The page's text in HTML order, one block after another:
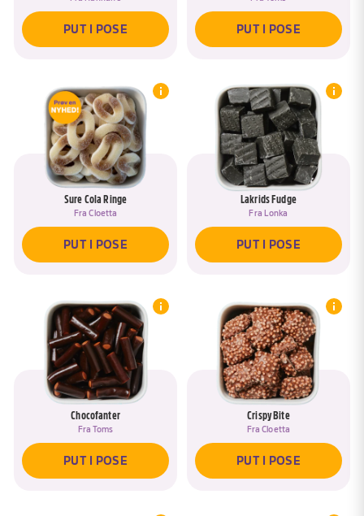
PUT I POSE PUT I POSE
Sure Cola Ringe
FraCloetta
PUT I POSE
Lakrids Fudge
Fra Lonka
PUT I POSE
Chocofanter
Fra Toms
PUT I POSE
Crispy Bite
FraCloetta
PUT I POSE